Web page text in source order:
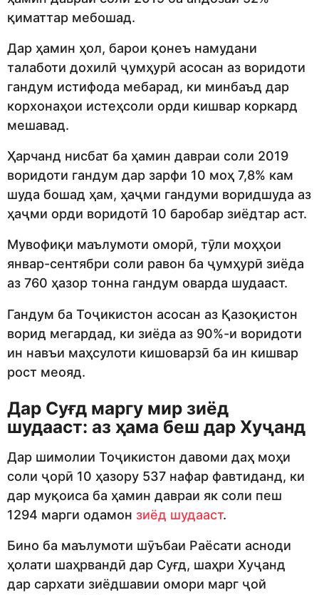
қиматтар мебошад.
Дар ҳамин ҳол, барои қонеъ намудани
талаботи дохилӣ ҷумҳурӣ асосан аз воридоти
гандум истифода мебарад, ки минбаъд дар
корхонаҳои истеҳсоли орди кишвар коркард
мешавад.
Ҳарчанд нисбат ба ҳамин давраи соли 2019
воридоти гандум дар зарфи 10 моҳ 7,8% кам
шуда бошад ҳам, ҳаҷми гандуми воридшуда аз
ҳаҷми орди воридотӣ 10 баробар зиёдтар аст.
Мувофиқи маълумоти оморӣ, тӯли моҳҳои
январ-сентябри соли равон ба ҷумҳурӣ зиёда
аз 760 ҳазор тонна гандум оварда шудааст.
Гандум ба Тоҷикистон асосан аз Қазоқистон
ворид мегардад, ки зиёда аз 90%-и воридоти
ин навъи маҳсулоти кишоварзӣ ба ин кишвар
рост меояд.
Дар Суғд маргу мир зиёд
шудааст: аз ҳама беш дар Хуҷанд
Дар шимолии Тоҷикистон давоми даҳ моҳи
соли ҷорӣ 10 ҳазору 537 нафар фавтиданд, ки
дар муқоиса ба ҳамин давраи як соли пеш
1294 марги одамон зиёд шудааст.
Бино ба маълумоти шӯъбаи Раёсати асноди
ҳолати шаҳрвандӣ дар Суғд, шаҳри Хуҷанд
дар сархати зиёдшавии омори марг ҷой